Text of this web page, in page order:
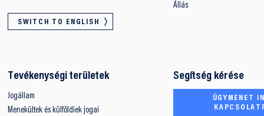
SWITCH TO ENGLISH
Állás
Tevékenységi területek
Jogállam
Menekültek és külföldiek jogai
Segítség kérése
ÜGYMENET